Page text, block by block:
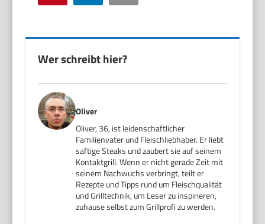
Wer schreibt hier?
Oliver
Oliver, 36, ist leidenschaftlicher
Familienvater und Fleischliebhaber. Er liebt
saftige Steaks und zaubert sie auf seinem
Kontaktgrill. Wenn er nicht gerade Zeit mit
seinem Nachwuchs verbringt, teilt er
Rezepte und Tipps rund um Fleischqualität
und Grilltechnik, um Leser zu inspirieren,
zuhause selbst zum Grillprofi zu werden.